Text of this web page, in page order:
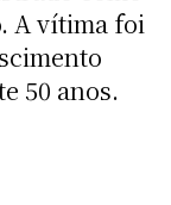
A vítima foi
50 anos.